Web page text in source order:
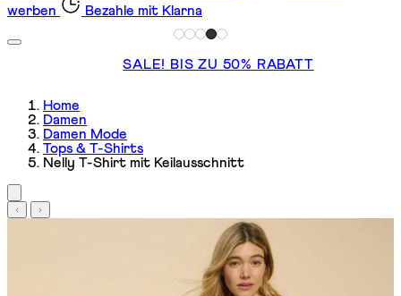
werben
Bezahle mit Klarna
SALE! BIS ZU 50% RABATT
Home
Damen
Damen Mode
Tops & T-Shirts
Nelly T-Shirt mit Keilausschnitt